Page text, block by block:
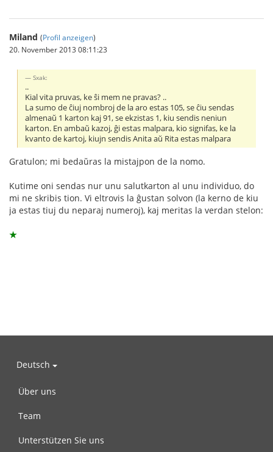
Miland (Profil anzeigen)
20. November 2013 08:11:23
Sxak:
..
Kial vita pruvas, ke ŝi mem ne pravas? ..
La sumo de ĉiuj nombroj de la aro estas 105, se ĉiu sendas
almenaŭ 1 karton kaj 91, se ekzistas 1, kiu sendis neniun
karton. En ambaŭ kazoj, ĝi estas malpara, kio signifas, ke la
kvanto de kartoj, kiujn sendis Anita aŭ Rita estas malpara
Gratulon; mi bedaŭras la mistajpon de la nomo.
Kutime oni sendas nur unu salutkarton al unu individuo, do
mi ne skribis tion. Vi eltrovis la ĝustan solvon (la kerno de kiu
ja estas tiuj du neparaj numeroj), kaj meritas la verdan stelon:
★
Deutsch
Über uns
Team
Unterstützen Sie uns